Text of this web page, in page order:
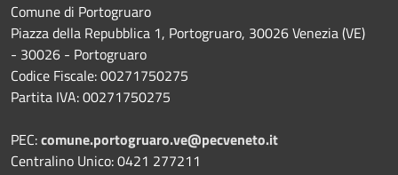
Comune di Portogruaro
Piazza della Repubblica 1, Portogruaro, 30026 Venezia (VE)
- 30026 - Portogruaro
Codice Fiscale: 00271750275
Partita IVA: 00271750275
PEC:comune.portogruaro.ve@pecveneto.it
Centralino Unico: 0421 277211